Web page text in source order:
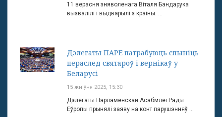
11 верасня зняволенага Віталя Бандарука
вызвалілі і выдварылі з краіны. ...
Дэлегаты ПАРЕ патрабуюць спыніць
пераслед святароў і вернікаў у
Беларусі
15 жніўня 2025, 15:30
Дэлегаты Парламенскай Асабмлеі Рады
Еўропы прынялі заяву на конт парушэнняў ...